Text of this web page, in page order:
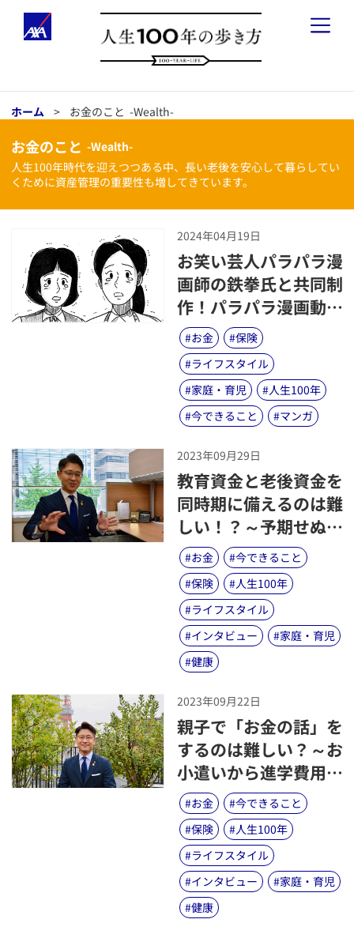
「人生100年の歩き方」とは
健康のこと
お金のこと-Wealth-
会社経営のこと-Business-
ホーム > お金のこと -Wealth-
お金のこと -Wealth-
​人生100年時代を迎えつつある中、長い老後を安心して暮らしてい
くために資産管理の重要性も増してきています。
2024年04月19日
​お笑い芸人パラパラ漫
画師の鉄拳氏と共同制
作！パラパラ漫画動画
「想い、つなぐ」篇配
信開始！
#お金 #保険
#ライフスタイル
#家庭・育児 #人生100年
#今できること #マンガ
2023年09月29日
​教育資金と老後資金を
同時期に備えるのは難
しい！？～予期せぬ資
金も上手に備えるコツ
と考え方、見逃せない
ポイントとは？～
#お金 #今できること
#保険 #人生100年
#ライフスタイル
#インタビュー #家庭・育児
#健康
2023年09月22日
​親子で「お金の話」を
するのは難しい？～お
小遣いから進学費用ま
で、プロが教える話す
コツとポイント～
#お金 #今できること
#保険 #人生100年
#ライフスタイル
#インタビュー #家庭・育児
#健康